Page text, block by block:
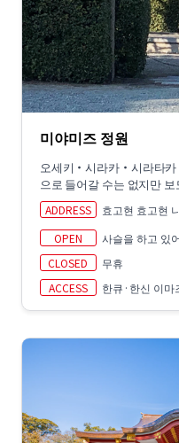
미야미즈 정원
오세키・시라카・시라타
으로 들어갈 수는 없지만
ADDRESS
효고현 효고현
OPEN
사슬을 하고 있
CLOSED
무휴
ACCESS
한큐·한신 이마